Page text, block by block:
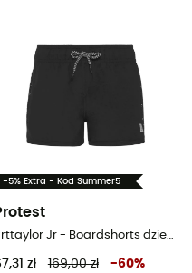
-5% Extra - Kod Summer5
zł 169,00 zł -60%